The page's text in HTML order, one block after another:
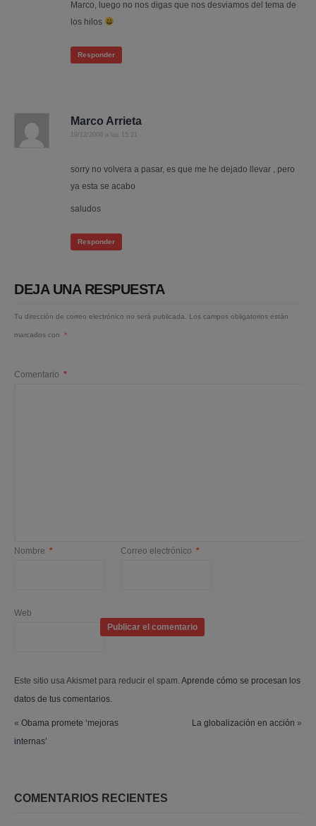
Marco, luego no nos digas que nos desviamos del tema de
los hilos
Responder
Marco Arrieta
19/12/2008 a las 15:21
sorry no volvera a pasar, es que me he dejado llevar , pero
ya esta se acabo
saludos
Responder
DEJA UNA RESPUESTA
Tu dirección de correo electrónico no será publicada. Los campos obligatorios están
marcados con *
Comentario *
Nombre * Correo electrónico *
Web
Este sitio usa Akismet para reducir el spam. Aprende cómo se procesan los
datos de tus comentarios.
« Obama promete ‘mejoras
internas’
La globalización en acción »
COMENTARIOS RECIENTES